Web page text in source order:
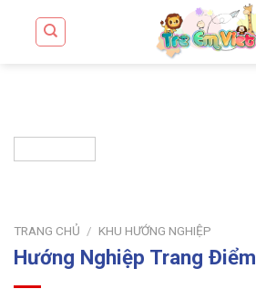
TRANG CHỦ / KHU HƯỚNG NGHIỆP
Hướng Nghiệp Trang Điểm